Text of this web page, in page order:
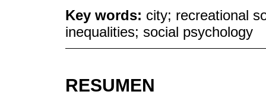
Key words: city; recreational
inequalities; social psychology
RESUMEN